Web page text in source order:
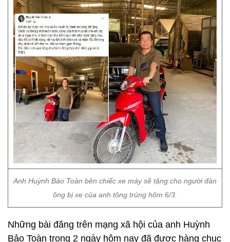
Anh Huỳnh Bảo Toàn bên chiếc xe máy sẽ tặng cho người đàn
ông bị xe của anh tông trúng hôm 6/3.
Những bài đăng trên mạng xã hội của anh Huỳnh
Bảo Toàn trong 2 ngày hôm nay đã được hàng chục